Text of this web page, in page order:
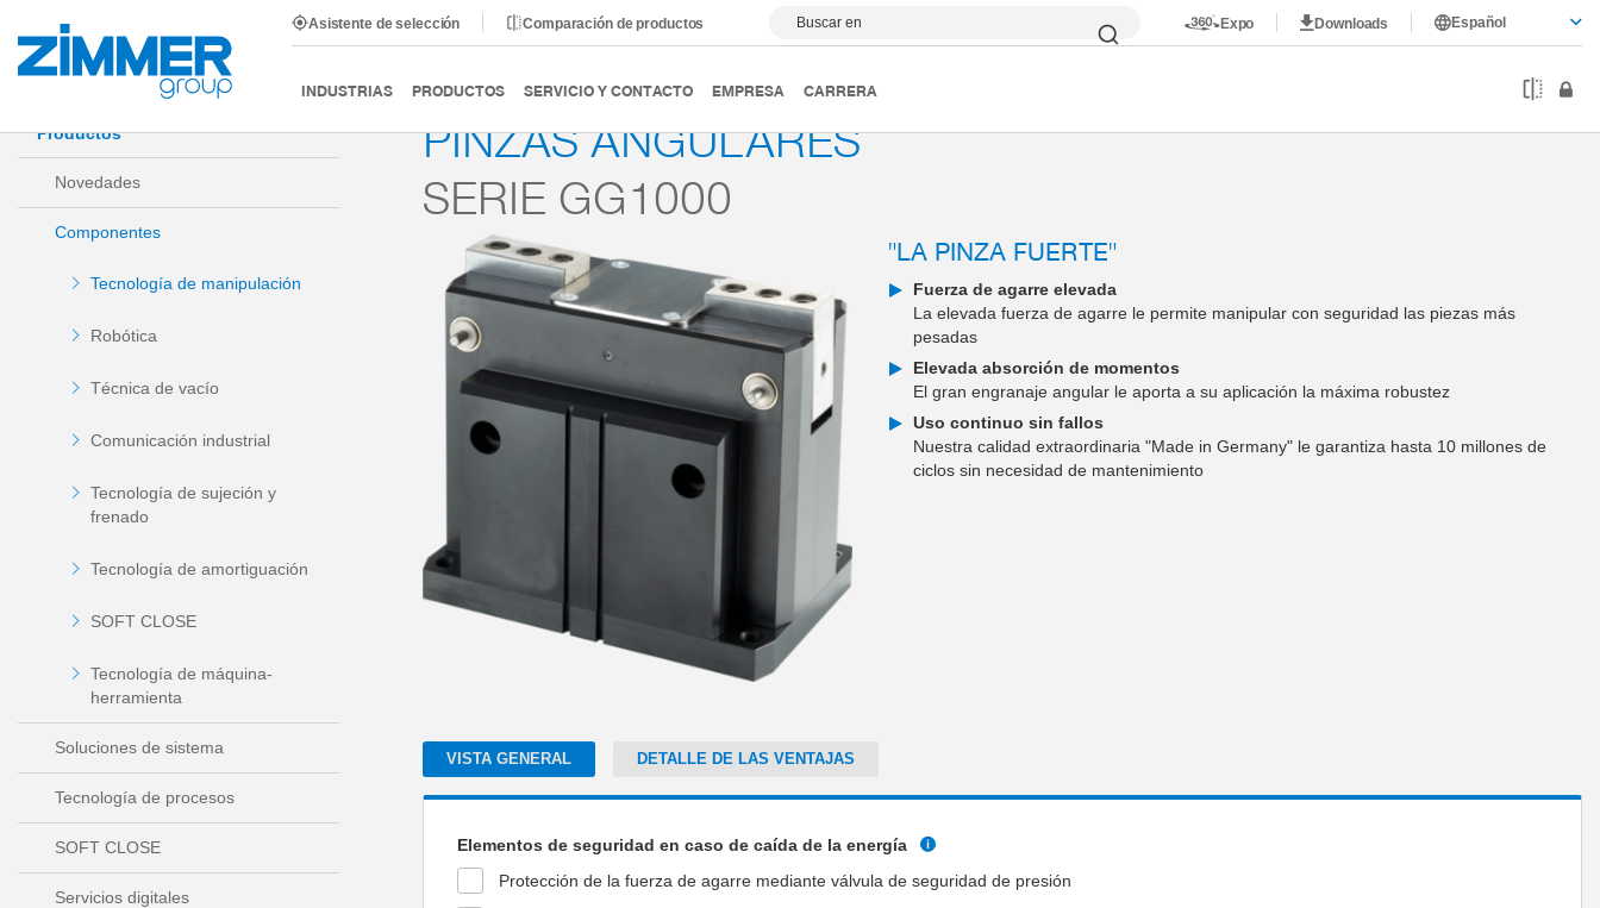
Asistente de selección Comparación de productos Buscar en Expo Downloads Español
INDUSTRIAS PRODUCTOS SERVICIO Y CONTACTO EMPRESA CARRERA
Inicio Productos Componentes Tecnología de manipulación Pinzas angulares Serie GG1000
Productos
Novedades
Componentes
Tecnología de manipulación
Robótica
Técnica de vacío
Comunicación industrial
Tecnología de sujeción y
frenado
Tecnología de amortiguación
SOFT CLOSE
Tecnología de máquina-
herramienta
Soluciones de sistema
Tecnología de procesos
SOFT CLOSE
Servicios digitales
PINZAS ANGULARES
SERIE GG1000
"LA PINZA FUERTE"
Fuerza de agarre elevada
La elevada fuerza de agarre le permite manipular con seguridad las piezas más
pesadas
Elevada absorción de momentos
El gran engranaje angular le aporta a su aplicación la máxima robustez
Uso continuo sin fallos
Nuestra calidad extraordinaria "Made in Germany" le garantiza hasta 10 millones de
ciclos sin necesidad de mantenimiento
VISTA GENERAL DETALLE DE LAS VENTAJAS
Elementos de seguridad en caso de caída de la energía
Protección de la fuerza de agarre mediante válvula de seguridad de presión